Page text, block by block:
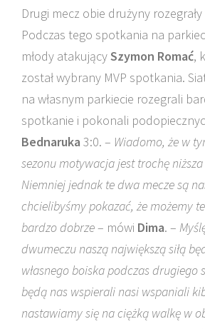
Drugi mecz obie drużyny
Podczas tego spotkania na
młody atakującySzymon Romać,
został wybrany MVP spotkania.
na własnym parkiecie rozegrali
spotkanie i pokonali
Bednaruka 3:0. – Wiadomo, że w
sezonu motywacja jest trochę
Niemniej jednak te dwa mecze są
chcielibyśmy pokazać, że możemy
bardzo dobrze– mówi Dima. –
dwumeczu naszą największą siłą
własnego boiska podczas drugiego
będą nas wspierali nasi wspaniali
nastawiamy się na ciężką walkę w